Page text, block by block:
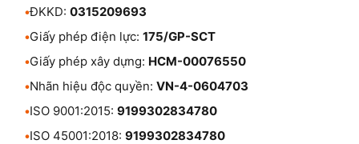
•ĐKKD: 0315209693
•Giấy phép điện lực: 175/GP-SCT
•Giấy phép xây dựng: HCM-00076550
•Nhãn hiệu độc quyền: VN-4-0604703
•ISO 9001:2015: 9199302834780
•ISO 45001:2018: 9199302834780